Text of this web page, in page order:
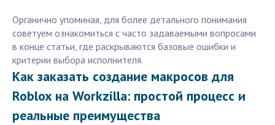
Органично упоминая, для более детального понимания
советуем ознакомиться с часто задаваемыми вопросами
в конце статьи, где раскрываются базовые ошибки и
критерии выбора исполнителя.
Как заказать создание макросов для
Roblox на Workzilla: простой процесс и
реальные преимущества